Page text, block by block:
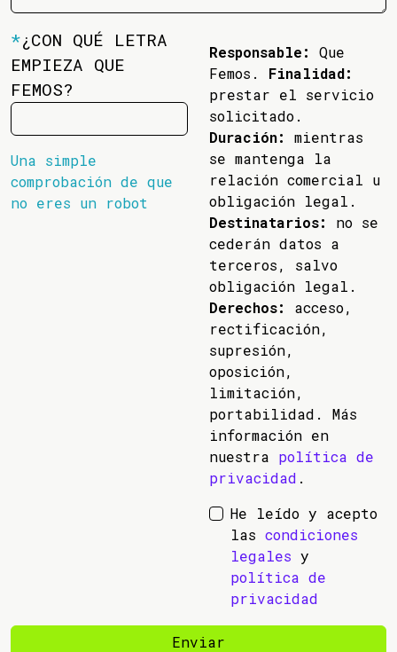
*¿CON QUÉ LETRA
EMPIEZA QUE
FEMOS?
Una simple
comprobación de que
no eres un robot
Responsable:
Que
Femos. Finalidad:
prestar el servicio
solicitado.
Duración:
mientras
se mantenga la
relación comercial u
obligación legal.
Destinatarios:
no se
cederán datos a
terceros, salvo
obligación legal.
Derechos:
acceso,
rectificación,
supresión,
oposición,
limitación,
portabilidad. Más
información en
nuestra política de
privacidad .
He leído y acepto
las condiciones
legales y
política de
privacidad
Enviar